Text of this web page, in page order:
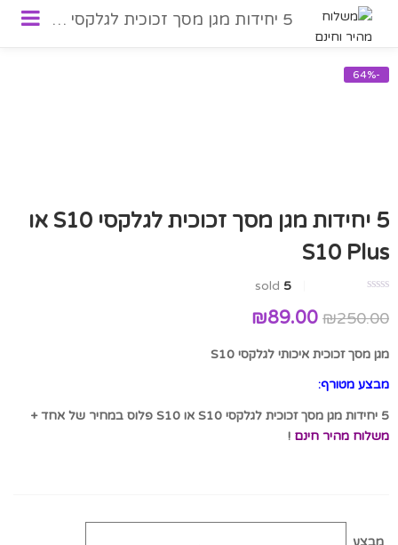
5 יחידות מגן מסך זכוכית לגלקסי S10 או S10 Plus
-64%
5 יחידות מגן מסך זכוכית לגלקסי S10 או
S10 Plus
5
sold
₪250.00
₪89.00
מגן מסך זכוכית איכותי לגלקסי S10
מבצע מטורף:
5 יחידות מגן מסך זכוכית לגלקסי S10 או S10 פלוס במחיר של אחד +
משלוח מהיר חינם !
מבצע